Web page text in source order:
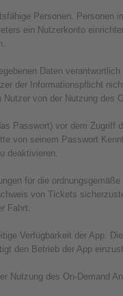
Personen. Personen
ein Nutzerkonto
Daten verantwortlich
der Informationspflicht
von der Nutzung des
Passwort) vor dem Zugriff
von seinem Passwort
deaktivieren.
für die ordnungsgemäße
von Tickets
Fahrt.
Verfügbarkeit der App.
den Betrieb der App
des On-Demand